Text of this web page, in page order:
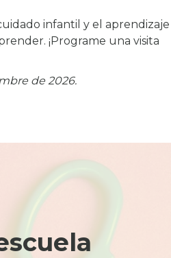
infantil y el aprendizaje
¡Programe una visita
de 2026.